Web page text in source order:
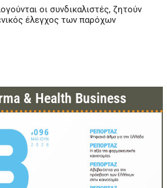
οι συνδικαλιστές, ζητούν
έλεγχος των παρόχων
& Health Business